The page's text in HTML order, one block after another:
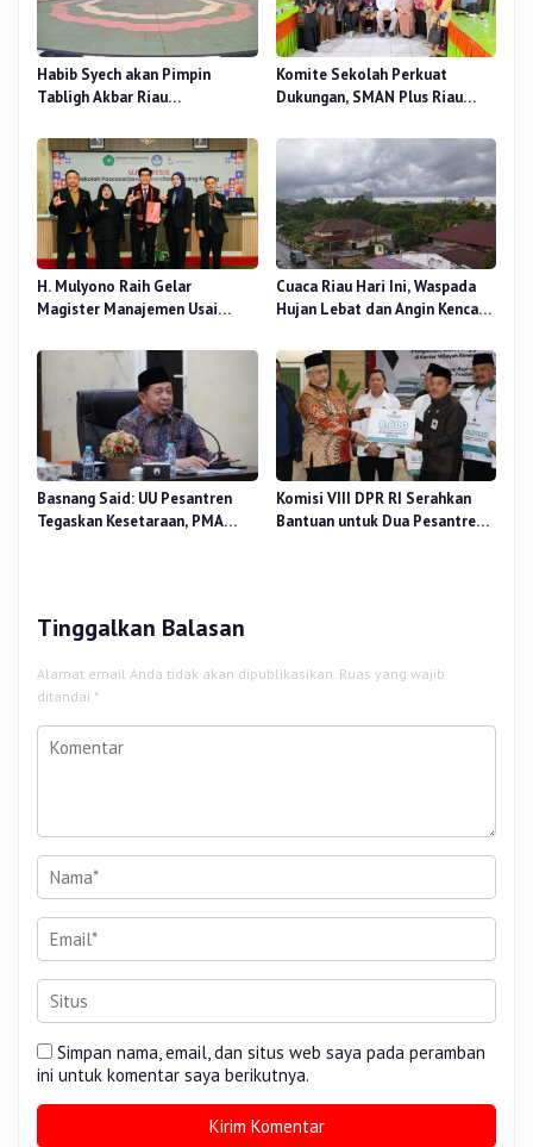
Habib Syech akan Pimpin
Tabligh Akbar Riau
Nur, Besok
Komite Sekolah Perkuat
Dukungan, SMAN Plus Riau
Pendidikan
H. Mulyono Raih Gelar
Magister Manajemen Usai
Terhadap Beban Kerja
Cuaca Riau Hari Ini, Waspada
Hujan Lebat dan Angin Kencang
Basnang Said: UU Pesantren
Tegaskan Kesetaraan, PMA
Komisi VIII DPR RI Serahkan
Bantuan untuk Dua Pesantren
Tinggalkan Balasan
Alamat email Anda tidak akan dipublikasikan. Ruas yang wajib
ditandai *
Simpan nama, email, dan situs web saya pada peramban
ini untuk komentar saya berikutnya.